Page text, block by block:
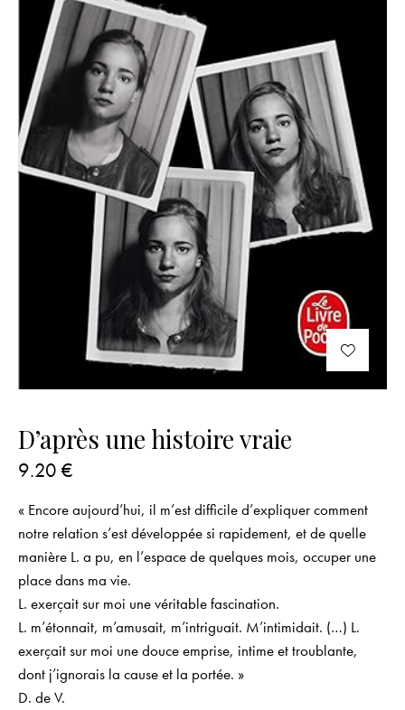
D’après une histoire vraie
9.20 €
« Encore aujourd’hui, il m’est difficile d’expliquer comment
notre relation s’est développée si rapidement, et de quelle
manière L. a pu, en l’espace de quelques mois, occuper une
place dans ma vie.
L. exerçait sur moi une véritable fascination.
L. m’étonnait, m’amusait, m’intriguait. M’intimidait. (…) L.
exerçait sur moi une douce emprise, intime et troublante,
dont j’ignorais la cause et la portée. »
D. de V.